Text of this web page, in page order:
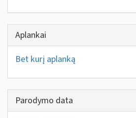
Aplankai
Bet kurį aplanką
Parodymo data